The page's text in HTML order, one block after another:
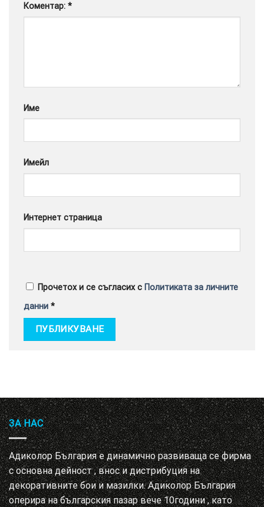
Коментар: *
Име
Имейл
Интернет страница
Прочетох и се съгласих с Политиката за личните
данни *
ЗА НАС
Адиколор България е динамично развиваща се фирма
с основна дейност , внос и дистрибуция на
декоративните бои и мазилки. Адиколор България
оперира на българския пазар вече 10години , като
УСЛУГИ ОПЦИИ